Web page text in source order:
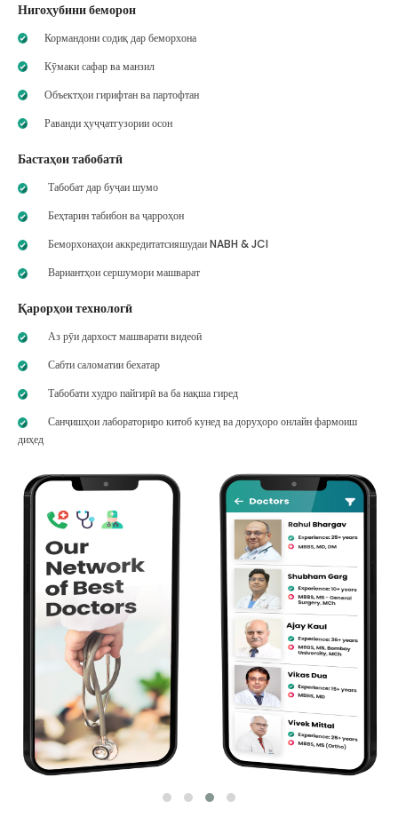
Нигоҳубини беморон
Кормандони содиқ дар беморхона
Кӯмаки сафар ва манзил
Объектҳои гирифтан ва партофтан
Раванди ҳуҷҷатгузории осон
Бастаҳои табобатӣ
Табобат дар буҷаи шумо
Беҳтарин табибон ва ҷарроҳон
Беморхонаҳои аккредитатсияшудаи NABH & JCI
Вариантҳои сершумори машварат
Қарорҳои технологӣ
Аз рӯи дархост машварати видеоӣ
Сабти саломатии бехатар
Табобати худро пайгирӣ ва ба нақша гиред
Санҷишҳои лабораториро китоб кунед ва доруҳоро онлайн фармоиш
диҳед